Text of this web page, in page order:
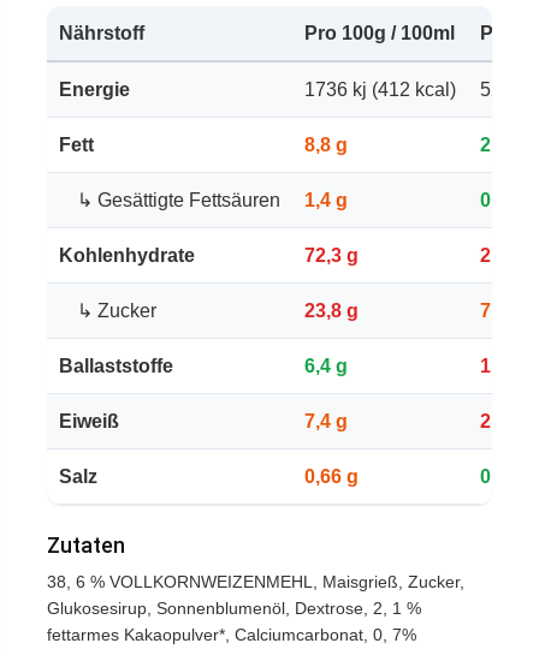
Nährstoff Pro 100g / 100ml Pro
Energie 1736 kj (412 kcal) 521 kj
Fett 8,8 g 2,64 g
↳ Gesättigte Fettsäuren 1,4 g 0,42 g
Kohlenhydrate 72,3 g 21,7 g
↳ Zucker 23,8 g 7,14 g
Ballaststoffe 6,4 g 1,92 g
Eiweiß 7,4 g 2,22 g
Salz 0,66 g 0,198
Zutaten
38, 6 % VOLLKORNWEIZENMEHL, Maisgrieß, Zucker,
Glukosesirup, Sonnenblumenöl, Dextrose, 2, 1 %
fettarmes Kakaopulver*, Calciumcarbonat, 0, 7%